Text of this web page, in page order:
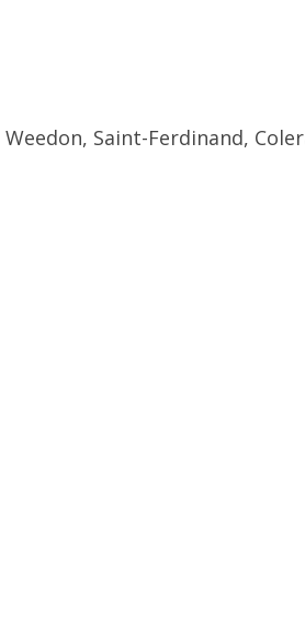
Saint-Ferdinand,